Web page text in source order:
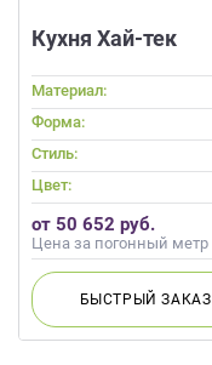
Кухня Хай-тек
Материал:
Форма:
Стиль:
Цвет:
от 50 652 руб.
Цена за погонный метр
БЫСТРЫЙЗАКАЗ